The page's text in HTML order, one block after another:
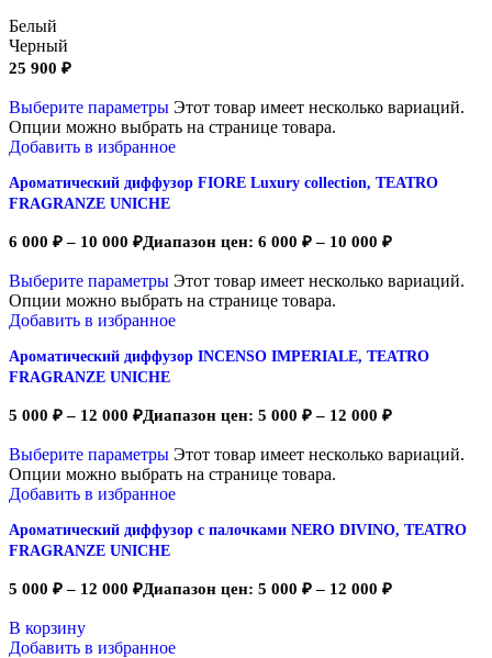
Белый
Черный
25 900 ₽
Выберите параметры Этот товар имеет несколько вариаций.
Опции можно выбрать на странице товара.
Добавить в избранное
Ароматический диффузор FIORE Luxury collection, TEATRO
FRAGRANZE UNICHE
6 000 ₽ – 10 000 ₽Диапазон цен: 6 000 ₽ – 10 000 ₽
Выберите параметры Этот товар имеет несколько вариаций.
Опции можно выбрать на странице товара.
Добавить в избранное
Ароматический диффузор INCENSO IMPERIALE, TEATRO
FRAGRANZE UNICHE
5 000 ₽ – 12 000 ₽Диапазон цен: 5 000 ₽ – 12 000 ₽
Выберите параметры Этот товар имеет несколько вариаций.
Опции можно выбрать на странице товара.
Добавить в избранное
Ароматический диффузор с палочками NERO DIVINO, TEATRO
FRAGRANZE UNICHE
5 000 ₽ – 12 000 ₽Диапазон цен: 5 000 ₽ – 12 000 ₽
В корзину
Добавить в избранное